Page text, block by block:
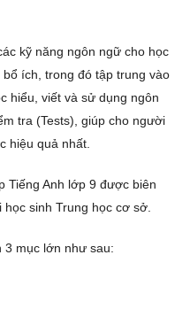
kỹ năng ngôn ngữ cho học
ích, trong đó tập trung vào
hiểu, viết và sử dụng ngôn
tra (Tests), giúp cho người
hiệu quả nhất.
Tiếng Anh lớp 9 được biên
sinh Trung học cơ sở.
3 mục lớn như sau: